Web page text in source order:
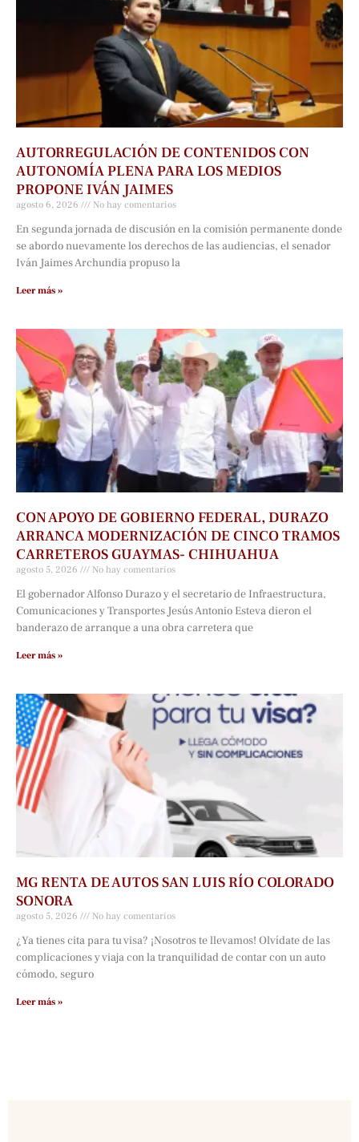
AUTORREGULACIÓN DE CONTENIDOS CON
AUTONOMÍA PLENA PARA LOS MEDIOS
PROPONE IVÁN JAIMES
agosto 6, 2026 No hay comentarios
En segunda jornada de discusión en la comisión permanente donde
se abordo nuevamente los derechos de las audiencias, el senador
Iván Jaimes Archundia propuso la
Leer más »
CON APOYO DE GOBIERNO FEDERAL, DURAZO
ARRANCA MODERNIZACIÓN DE CINCO TRAMOS
CARRETEROS GUAYMAS- CHIHUAHUA
agosto 5, 2026 No hay comentarios
El gobernador Alfonso Durazo y el secretario de Infraestructura,
Comunicaciones y Transportes Jesús Antonio Esteva dieron el
banderazo de arranque a una obra carretera que
Leer más »
MG RENTA DE AUTOS SAN LUIS RÍO COLORADO
SONORA
agosto 5, 2026 No hay comentarios
¿Ya tienes cita para tu visa? ¡Nosotros te llevamos! Olvídate de las
complicaciones y viaja con la tranquilidad de contar con un auto
cómodo, seguro
Leer más »